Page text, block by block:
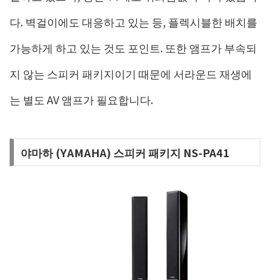
다. 벽걸이에도 대응하고 있는 등, 플렉시블한 배치를
가능하게 하고 있는 것도 포인트. 또한 앰프가 부속되
지 않는 스피커 패키지이기 때문에 서라운드 재생에
는 별도 AV 앰프가 필요합니다.
야마하 (YAMAHA) 스피커 패키지 NS-PA41